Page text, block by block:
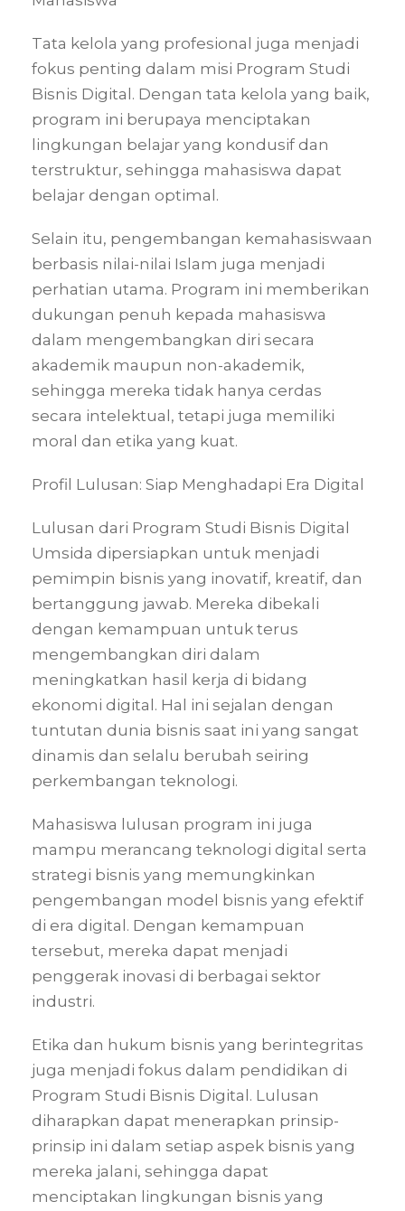
Tata kelola yang profesional juga menjadi
fokus penting dalam misi Program Studi
Bisnis Digital. Dengan tata kelola yang baik,
program ini berupaya menciptakan
lingkungan belajar yang kondusif dan
terstruktur, sehingga mahasiswa dapat
belajar dengan optimal.
Selain itu, pengembangan kemahasiswaan
berbasis nilai-nilai Islam juga menjadi
perhatian utama. Program ini memberikan
dukungan penuh kepada mahasiswa
dalam mengembangkan diri secara
akademik maupun non-akademik,
sehingga mereka tidak hanya cerdas
secara intelektual, tetapi juga memiliki
moral dan etika yang kuat.
Profil Lulusan: Siap Menghadapi Era Digital
Lulusan dari Program Studi Bisnis Digital
Umsida dipersiapkan untuk menjadi
pemimpin bisnis yang inovatif, kreatif, dan
bertanggung jawab. Mereka dibekali
dengan kemampuan untuk terus
mengembangkan diri dalam
meningkatkan hasil kerja di bidang
ekonomi digital. Hal ini sejalan dengan
tuntutan dunia bisnis saat ini yang sangat
dinamis dan selalu berubah seiring
perkembangan teknologi.
Mahasiswa lulusan program ini juga
mampu merancang teknologi digital serta
strategi bisnis yang memungkinkan
pengembangan model bisnis yang efektif
di era digital. Dengan kemampuan
tersebut, mereka dapat menjadi
penggerak inovasi di berbagai sektor
industri.
Etika dan hukum bisnis yang berintegritas
juga menjadi fokus dalam pendidikan di
Program Studi Bisnis Digital. Lulusan
diharapkan dapat menerapkan prinsip-
prinsip ini dalam setiap aspek bisnis yang
mereka jalani, sehingga dapat
menciptakan lingkungan bisnis yang